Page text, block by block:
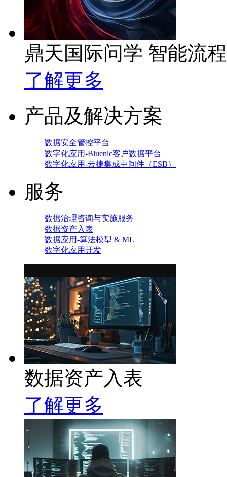
鼎天国际问学 智能流
了解更多
产品及解决方案
数据安全管控平台
数字化应用-Bluenic客户数据平台
数字化应用-云捷集成中间件（ESB）
服务
数据治理咨询与实施服务
数据资产入表
数据应用-算法模型 & ML
数字化应用开发
数据资产入表
了解更多